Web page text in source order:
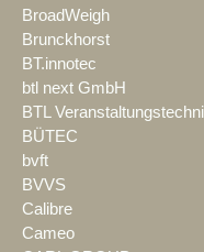
BroadWeigh
Brunckhorst
BT.innotec
btl next GmbH
BTL
BÜTEC
bvft
BVVS
Calibre
Cameo